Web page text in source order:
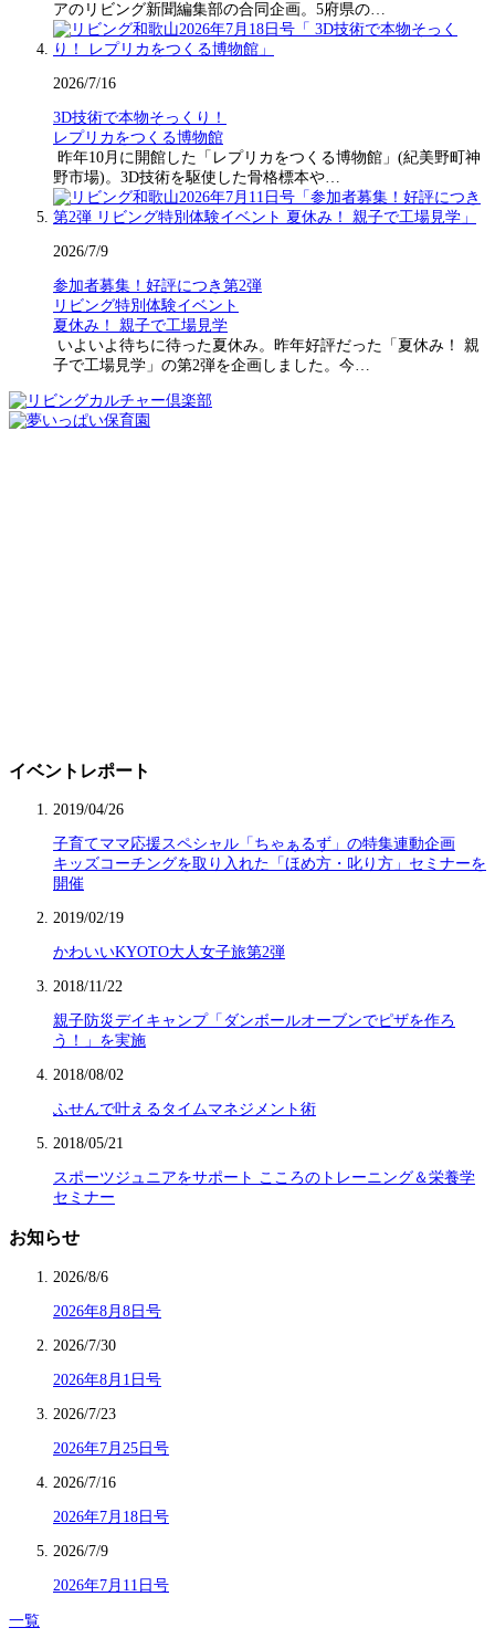
アのリビング新聞編集部の合同企画。5府県の…
2026/7/16
3D技術で本物そっくり！
レプリカをつくる博物館
昨年10月に開館した「レプリカをつくる博物館」(紀美野町神
野市場)。3D技術を駆使した骨格標本や…
2026/7/9
参加者募集！好評につき第2弾
リビング特別体験イベント
夏休み！ 親子で工場見学
いよいよ待ちに待った夏休み。昨年好評だった「夏休み！ 親
子で工場見学」の第2弾を企画しました。今…
イベントレポート
2019/04/26
子育てママ応援スペシャル「ちゃぁるず」の特集連動企画
キッズコーチングを取り入れた「ほめ方・叱り方」セミナーを
開催
2019/02/19
かわいいKYOTO大人女子旅第2弾
2018/11/22
親子防災デイキャンプ「ダンボールオーブンでピザを作ろ
う！」を実施
2018/08/02
ふせんで叶えるタイムマネジメント術
2018/05/21
スポーツジュニアをサポート こころのトレーニング＆栄養学
セミナー
お知らせ
2026/8/6
2026年8月8日号
2026/7/30
2026年8月1日号
2026/7/23
2026年7月25日号
2026/7/16
2026年7月18日号
2026/7/9
2026年7月11日号
一覧